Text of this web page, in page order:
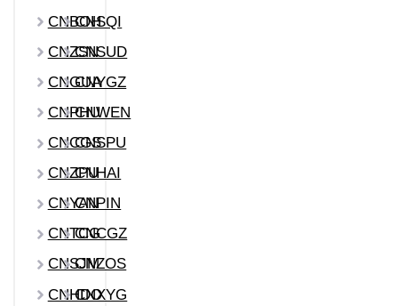
CNBOH
CNSQI
CNZSNCNSUD
CNGUACNYGZ
CNPHUCNWEN
CNCGSCNSPU
CNZPUCNHAI
CNYANCNPIN
CNTCGCNCGZ
CNSJMCNZOS
CNHDOCNXYG